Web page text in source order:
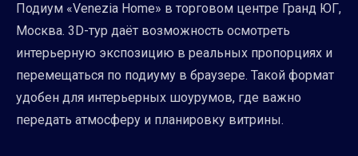
Подиум «Venezia Home» в торговом центре Гранд ЮГ,
Москва. 3D-тур даёт возможность осмотреть
интерьерную экспозицию в реальных пропорциях и
перемещаться по подиуму в браузере. Такой формат
удобен для интерьерных шоурумов, где важно
передать атмосферу и планировку витрины.